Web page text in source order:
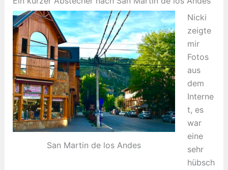
San Martin de los Andes
Nicki
zeigte
mir
Fotos
aus
dem
Interne
t, es
war
eine
sehr
hübsch